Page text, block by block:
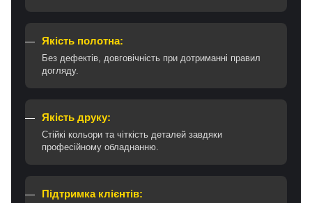
Якість полотна:
Без дефектів, довговічність при дотриманні правил
догляду.
Якість друку:
Стійкі кольори та чіткість деталей завдяки
професійному обладнанню.
Підтримка клієнтів: